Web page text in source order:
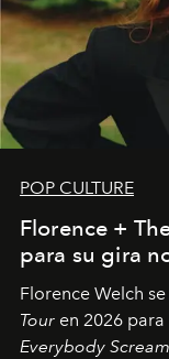
POP CULTURE
Florence +
para su gira
Florence Welch
Tour en 2026
Everybody Scream